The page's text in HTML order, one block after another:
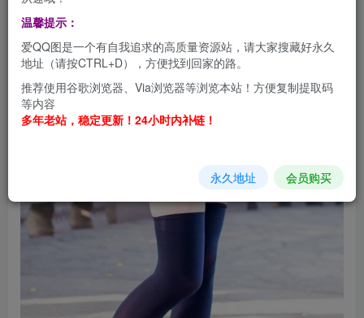
温馨提示：
爱QQ图是一个有自我追求的高质量资源站，请大家搜藏好永久
地址（请按CTRL+D），方便找到回家的路。
推荐使用谷歌浏览器、Via浏览器等浏览本站！方便复制提取码
等内容
多年老站，稳定更新！24小时内补链！
永久地址 会员购买